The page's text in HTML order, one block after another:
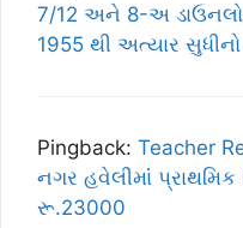
7/12 અને 8-અ
1955 થી અત્યાર સુધીનો
Pingback: Teacher
નગર હવેલીમાંં પ્રાથમિક
રૂ.23000